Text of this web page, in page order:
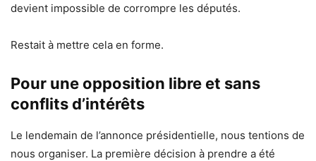
devient impossible de corrompre les députés.
Restait à mettre cela en forme.
Pour une opposition libre et sans
conflits d’intérêts
Le lendemain de l’annonce présidentielle, nous tentions de
nous organiser. La première décision à prendre a été